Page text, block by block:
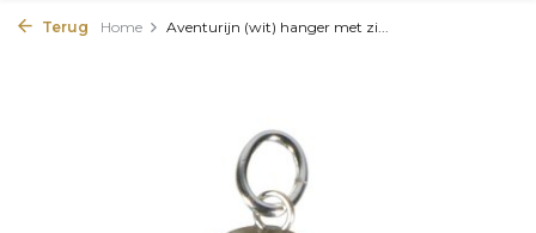
Terug Home Aventurijn (wit) hanger met zi...